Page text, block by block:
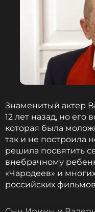
Знаменитый актер
12 лет назад, но
которая была
так и не построила
решила посвятить
внебрачному
«Чародеев» и
российских